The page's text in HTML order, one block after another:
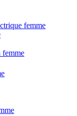
femme
femme